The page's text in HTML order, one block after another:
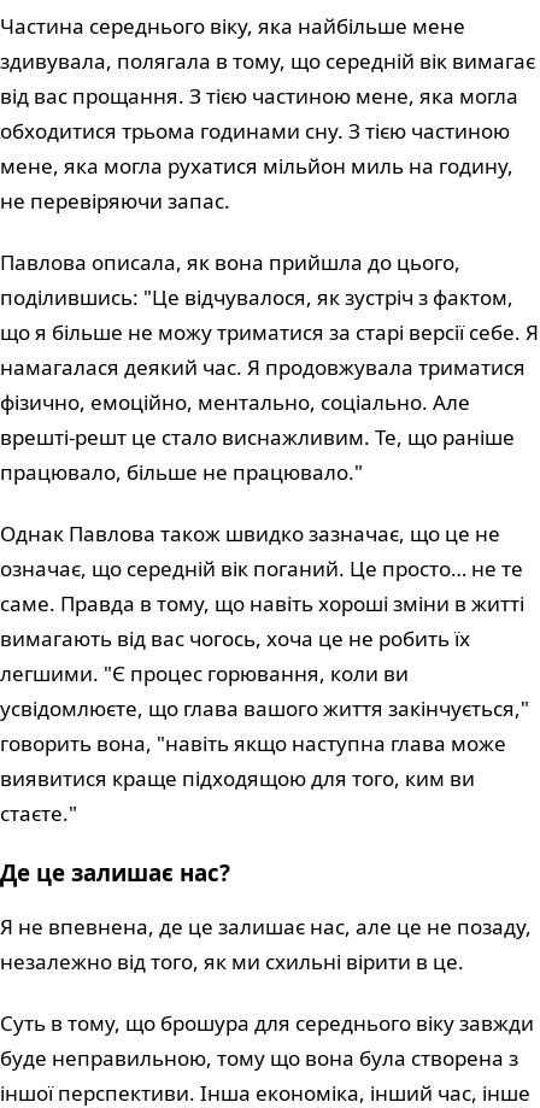
Частина середнього віку, яка найбільше мене
здивувала, полягала в тому, що середній вік вимагає
від вас прощання. З тією частиною мене, яка могла
обходитися трьома годинами сну. З тією частиною
мене, яка могла рухатися мільйон миль на годину,
не перевіряючи запас.
Павлова описала, як вона прийшла до цього,
поділившись: "Це відчувалося, як зустріч з фактом,
що я більше не можу триматися за старі версії себе. Я
намагалася деякий час. Я продовжувала триматися
фізично, емоційно, ментально, соціально. Але
врешті-решт це стало виснажливим. Те, що раніше
працювало, більше не працювало."
Однак Павлова також швидко зазначає, що це не
означає, що середній вік поганий. Це просто… не те
саме. Правда в тому, що навіть хороші зміни в житті
вимагають від вас чогось, хоча це не робить їх
легшими. "Є процес горювання, коли ви
усвідомлюєте, що глава вашого життя закінчується,"
говорить вона, "навіть якщо наступна глава може
виявитися краще підходящою для того, ким ви
стаєте."
Де це залишає нас?
Я не впевнена, де це залишає нас, але це не позаду,
незалежно від того, як ми схильні вірити в це.
Суть в тому, що брошура для середнього віку завжди
буде неправильною, тому що вона була створена з
іншої перспективи. Інша економіка, інший час, інше